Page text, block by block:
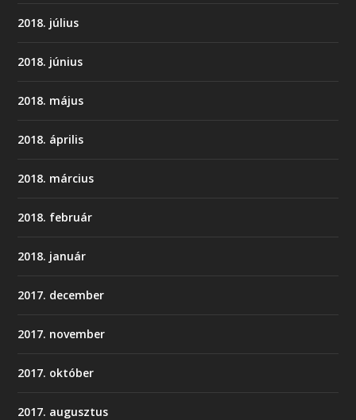
2018. július
2018. június
2018. május
2018. április
2018. március
2018. február
2018. január
2017. december
2017. november
2017. október
2017. augusztus